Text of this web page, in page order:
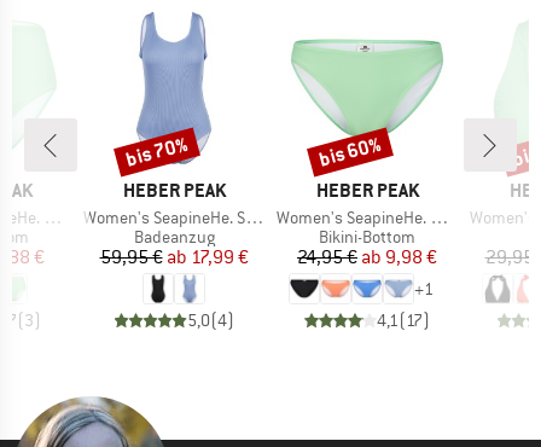
Waist
Preis
€
(3)
MARKE
HEBER PEAK
Artikel
Women's SeapineHe. Swimsuit
Produktgruppe
Badeanzug
Preis
59,95 € reduzierter Preis
ab 17,99 €
5,0(4)
Rabatt
bis 70%
MARKE
HEBER PEAK
Artikel
Women's SeapineHe. Bikini Pant
Produktgruppe
Bikini-Bottom
Preis
24,95 € reduzierter Preis
ab 9,98 €
+1
4,1(17)
Rabatt
bis 60%
Artikel
Women's
29,95